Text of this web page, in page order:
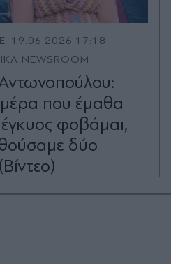
19.06.2026 17:18
NEWSROOM
που έμαθα
έγκυος φοβάμαι,
δύο